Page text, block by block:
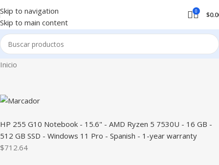
Skip to navigation
Skip to main content
0 $
Inicio
HP 255 G10 Notebook - 15.6" - AMD Ryzen 5 7530U - 16 GB -
512 GB SSD - Windows 11 Pro - Spanish - 1-year warranty
$712.64